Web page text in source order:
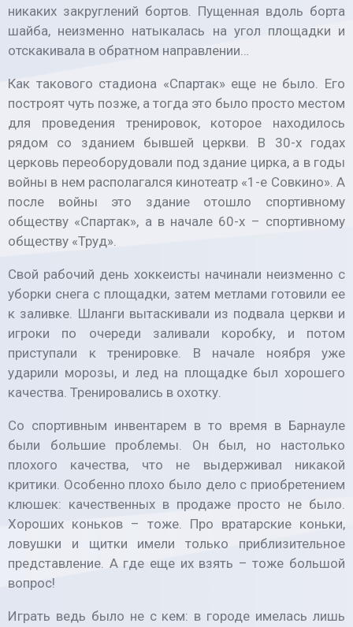
никаких закруглений бортов. Пущенная вдоль борта
шайба, неизменно натыкалась на угол площадки и
отскакивала в обратном направлении…
Как такового стадиона «Спартак» еще не было. Его
построят чуть позже, а тогда это было просто местом
для проведения тренировок, которое находилось
рядом со зданием бывшей церкви. В 30-х годах
церковь переоборудовали под здание цирка, а в годы
войны в нем располагался кинотеатр «1-е Совкино». А
после войны это здание отошло спортивному
обществу «Спартак», а в начале 60-х – спортивному
обществу «Труд».
Свой рабочий день хоккеисты начинали неизменно с
уборки снега с площадки, затем метлами готовили ее
к заливке. Шланги вытаскивали из подвала церкви и
игроки по очереди заливали коробку, и потом
приступали к тренировке. В начале ноября уже
ударили морозы, и лед на площадке был хорошего
качества. Тренировались в охотку.
Со спортивным инвентарем в то время в Барнауле
были большие проблемы. Он был, но настолько
плохого качества, что не выдерживал никакой
критики. Особенно плохо было дело с приобретением
клюшек: качественных в продаже просто не было.
Хороших коньков – тоже. Про вратарские коньки,
ловушки и щитки имели только приблизительное
представление. А где еще их взять – тоже большой
вопрос!
Играть ведь было не с кем: в городе имелась лишь